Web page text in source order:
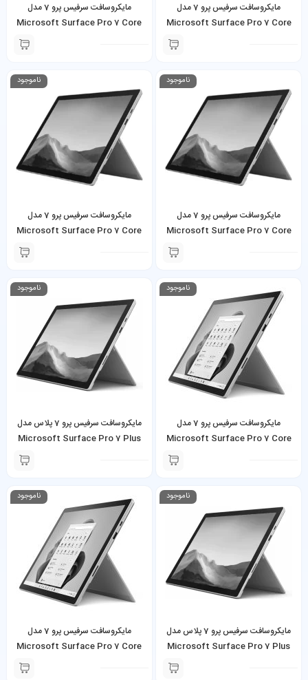
مایکروسافت سرفیس پرو 7 مدل
Microsoft Surface Pro 7 Core
i5-1035G4 8GB 128GB SSD به
مایکروسافت سرفیس پرو 7 مدل
Microsoft Surface Pro 7 Core
i7-1065G7 16GB 512GB SSD به
ناموجود
مایکروسافت سرفیس پرو 7 مدل
Microsoft Surface Pro 7 Core
i5-1035G4 8GB 128GB SSD به
ناموجود
مایکروسافت سرفیس پرو 7 مدل
Microsoft Surface Pro 7 Core
i3-1005G1 4GB 128GB SSD به
ناموجود
مایکروسافت سرفیس پرو 7 مدل
Microsoft Surface Pro 7 Core
i7-1065G7 16GB 256GB SSD به
ناموجود
مایکروسافت سرفیس پرو 7 پلاس مدل
Microsoft Surface Pro 7 Plus
Core i3-1115G4 8GB 256GB SSD
ناموجود
مایکروسافت سرفیس پرو 7 پلاس مدل
Microsoft Surface Pro 7 Plus
Core i5-1135G7 8GB 256GB
ناموجود
مایکروسافت سرفیس پرو 7 مدل
Microsoft Surface Pro 7 Core
i5-1035G4 16GB 256GB SSD به